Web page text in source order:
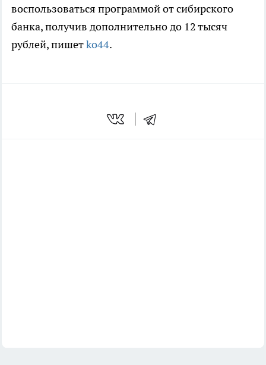
воспользоваться программой от сибирского
банка, получив дополнительно до 12 тысяч
рублей, пишетko44.